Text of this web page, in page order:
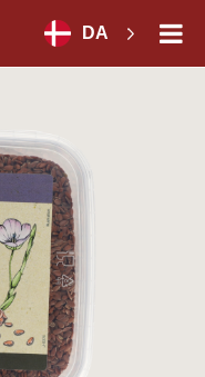
DA